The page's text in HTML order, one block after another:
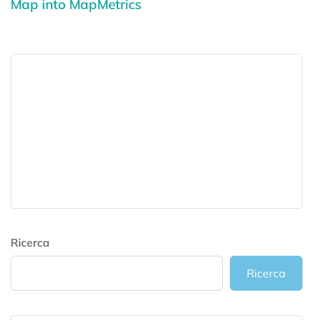
Map into MapMetrics
Ricerca
Ricerca